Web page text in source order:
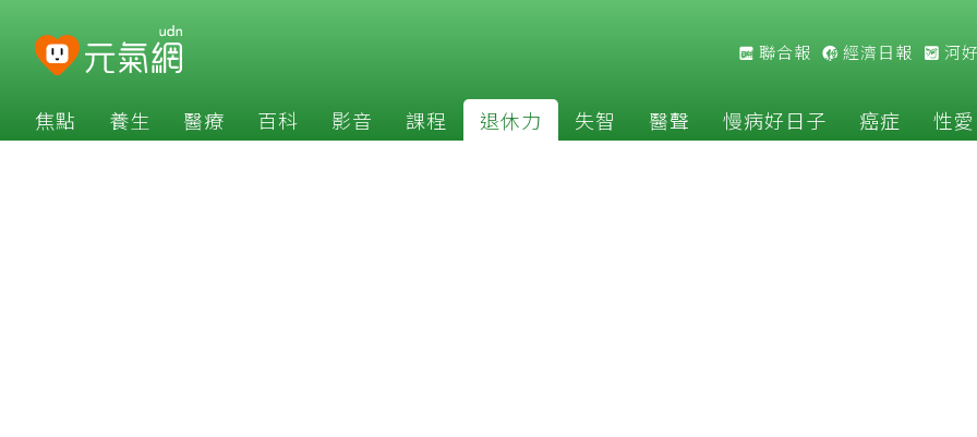
聯合報 經濟日報 河
焦點 養生 醫療 百科 影音 課程 退休力 失智 醫聲 慢病好日子 癌症 性愛